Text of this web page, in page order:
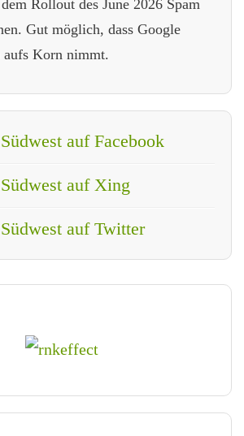
Rollout des June 2026 Spam
Gut möglich, dass Google
Korn nimmt.
auf Facebook
auf Xing
auf Twitter